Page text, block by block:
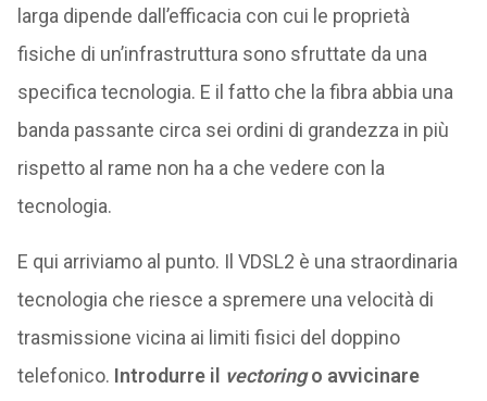
larga dipende dall’efficacia con cui le proprietà
fisiche di un’infrastruttura sono sfruttate da una
specifica tecnologia. E il fatto che la fibra abbia una
banda passante circa sei ordini di grandezza in più
rispetto al rame non ha a che vedere con la
tecnologia.
E qui arriviamo al punto. Il VDSL2 è una straordinaria
tecnologia che riesce a spremere una velocità di
trasmissione vicina ai limiti fisici del doppino
telefonico. Introdurre il vectoringo avvicinare